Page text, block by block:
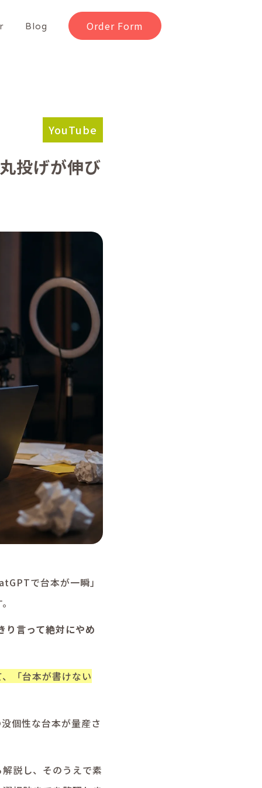
Blog Order Form
YouTube
投げが伸び
で台本が一瞬」
言って絶対にやめ
「台本が書けない
個性な台本が量産さ
説し、そのうえで素